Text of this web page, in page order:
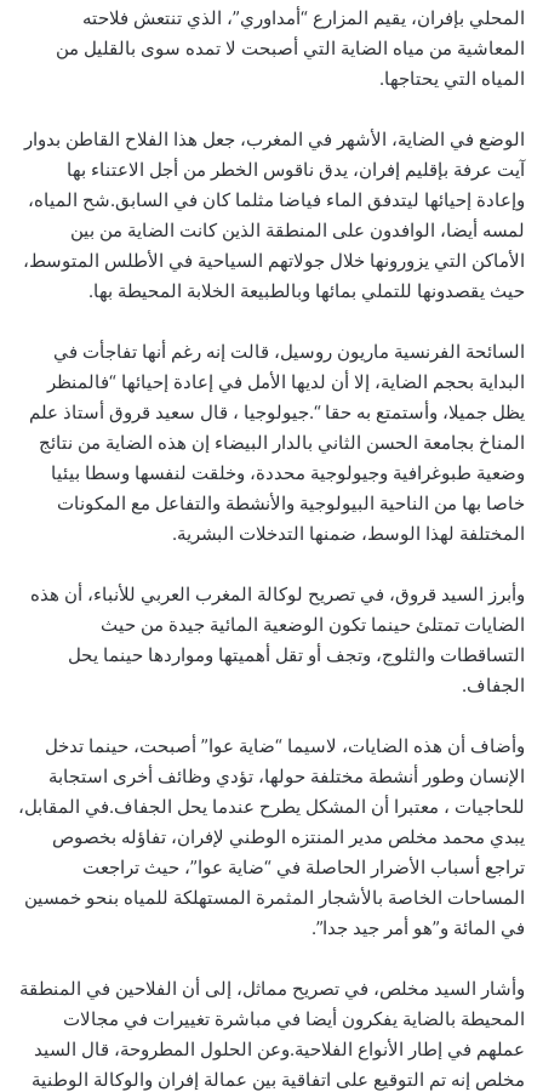
المحلي بإفران، يقيم المزارع “أمداوري”، الذي تنتعش فلاحته
المعاشية من مياه الضاية التي أصبحت لا تمده سوى بالقليل من
المياه التي يحتاجها.
الوضع في الضاية، الأشهر في المغرب، جعل هذا الفلاح القاطن بدوار
آيت عرفة بإقليم إفران، يدق ناقوس الخطر من أجل الاعتناء بها
وإعادة إحيائها ليتدفق الماء فياضا مثلما كان في السابق.شح المياه،
لمسه أيضا، الوافدون على المنطقة الذين كانت الضاية من بين
الأماكن التي يزورونها خلال جولاتهم السياحية في الأطلس المتوسط،
حيث يقصدونها للتملي بمائها وبالطبيعة الخلابة المحيطة بها.
السائحة الفرنسية ماريون روسيل، قالت إنه رغم أنها تفاجأت في
البداية بحجم الضاية، إلا أن لديها الأمل في إعادة إحيائها “فالمنظر
يظل جميلا، وأستمتع به حقا “.جيولوجيا ، قال سعيد قروق أستاذ علم
المناخ بجامعة الحسن الثاني بالدار البيضاء إن هذه الضاية من نتائج
وضعية طبوغرافية وجيولوجية محددة، وخلقت لنفسها وسطا بيئيا
خاصا بها من الناحية البيولوجية والأنشطة والتفاعل مع المكونات
المختلفة لهذا الوسط، ضمنها التدخلات البشرية.
وأبرز السيد قروق، في تصريح لوكالة المغرب العربي للأنباء، أن هذه
الضايات تمتلئ حينما تكون الوضعية المائية جيدة من حيث
التساقطات والثلوج، وتجف أو تقل أهميتها ومواردها حينما يحل
الجفاف.
وأضاف أن هذه الضايات، لاسيما “ضاية عوا” أصبحت، حينما تدخل
الإنسان وطور أنشطة مختلفة حولها، تؤدي وظائف أخرى استجابة
للحاجيات ، معتبرا أن المشكل يطرح عندما يحل الجفاف.في المقابل،
يبدي محمد مخلص مدير المنتزه الوطني لإفران، تفاؤله بخصوص
تراجع أسباب الأضرار الحاصلة في “ضاية عوا”، حيث تراجعت
المساحات الخاصة بالأشجار المثمرة المستهلكة للمياه بنحو خمسين
في المائة و”هو أمر جيد جدا”.
وأشار السيد مخلص، في تصريح مماثل، إلى أن الفلاحين في المنطقة
المحيطة بالضاية يفكرون أيضا في مباشرة تغييرات في مجالات
عملهم في إطار الأنواع الفلاحية.وعن الحلول المطروحة، قال السيد
مخلص إنه تم التوقيع على اتفاقية بين عمالة إفران والوكالة الوطنية